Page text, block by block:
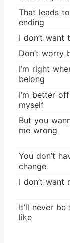
That leads
ending
I don’t want
Don’t worry
I’m right
belong
I’m better
myself
But you
me wrong
You don’t
change
I don’t want
It’ll never be
like